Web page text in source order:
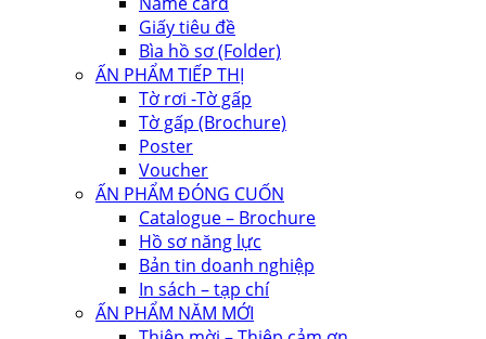
Giấy tiêu đề
Bìa hồ sơ (Folder)
ẤN PHẨM TIẾP THỊ
Tờ rơi -Tờ gấp
Tờ gấp (Brochure)
Poster
Voucher
ẤN PHẨM ĐÓNG CUỐN
Catalogue – Brochure
Hồ sơ năng lực
Bản tin doanh nghiệp
In sách – tạp chí
ẤN PHẨM NĂM MỚI